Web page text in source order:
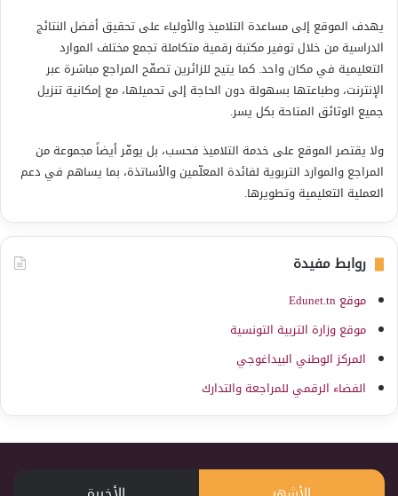
يهدف الموقع إلى مساعدة التلاميذ والأولياء على تحقيق أفضل النتائج
الدراسية من خلال توفير مكتبة رقمية متكاملة تجمع مختلف الموارد
التعليمية في مكان واحد. كما يتيح للزائرين تصفّح المراجع مباشرة عبر
الإنترنت، وطباعتها بسهولة دون الحاجة إلى تحميلها، مع إمكانية تنزيل
جميع الوثائق المتاحة بكل يسر.
ولا يقتصر الموقع على خدمة التلاميذ فحسب، بل يوفّر أيضاً مجموعة من
المراجع والموارد التربوية لفائدة المعلّمين والأساتذة، بما يساهم في دعم
العملية التعليمية وتطويرها.
روابط مفيدة
موقع Edunet.tn
موقع وزارة التربية التونسية
المركز الوطني البيداغوجي
الفضاء الرقمي للمراجعة والتدارك